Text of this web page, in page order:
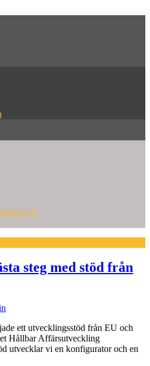
Liv
steg med stöd från
ett utvecklingsstöd från EU och
Hållbar Affärsutveckling
utvecklar vi en konfigurator och en